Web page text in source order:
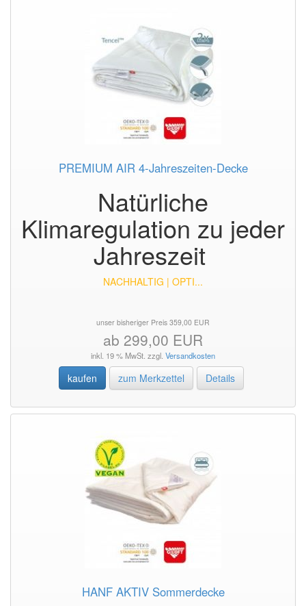
PREMIUM AIR 4-Jahreszeiten-Decke
Natürliche
Klimaregulation zu jeder
Jahreszeit
NACHHALTIG | OPTI...
unser bisheriger Preis 359,00 EUR
ab 299,00 EUR
inkl. 19 % MwSt. zzgl. Versandkosten
kaufen zum Merkzettel Details
HANF AKTIV Sommerdecke